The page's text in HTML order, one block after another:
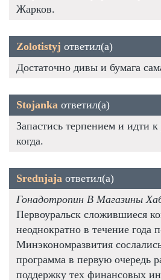
Жарков.
Zolotistyj ответил(а)
Достаточно дивы и бумага
Stojanka ответил(а)
Запастись терпением и идти к
когда.
Srednjaja ответил(а)
Гонадотропин В Магазины
Первоуральск сложившиеся
неоднократно в течение года
Минэкономразвития
программа в первую очередь
поддержку тех финансовых